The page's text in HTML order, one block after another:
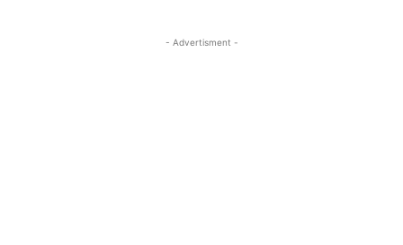
- Advertisment -